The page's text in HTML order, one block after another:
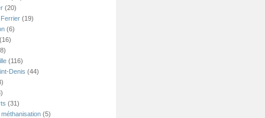
(20)
(19)
(6)
(116)
Denis (44)
(31)
(5)